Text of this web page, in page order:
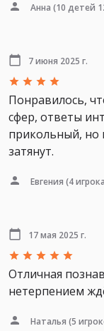
Анна (10 детей
7 июня 2025 г.
Понравилось,
сфер, ответы
прикольный,
затянут.
Евгения (4
17 мая 2025 г.
Отличная
нетерпением
Наталья (5